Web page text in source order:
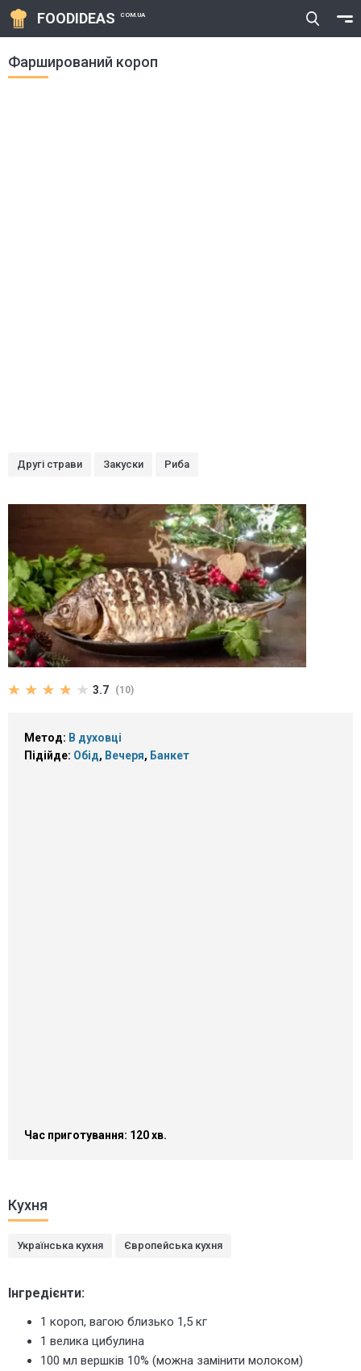
FOODIDEAS COM.UA
Фарширований короп
Другі страви Закуски Риба
3.7 (10)
Метод: В духовці
Підійде: Обід, Вечеря, Банкет
Час приготування: 120 хв.
Кухня
Українська кухня Європейська кухня
Інгредієнти:
1 короп, вагою близько 1,5 кг
1 велика цибулина
100 мл вершків 10% (можна замінити молоком)